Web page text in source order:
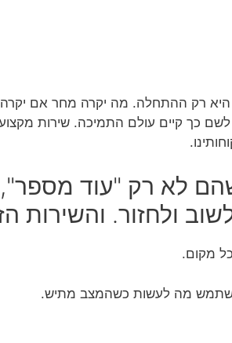
היא רק ההתחלה. מה יקרה מחר אם
לשם כך קיים עולם התמיכה. שירות
לא רק "עוד
ולחזור. והשירות
משתמש מה לעשות כשהמצב מתיש.